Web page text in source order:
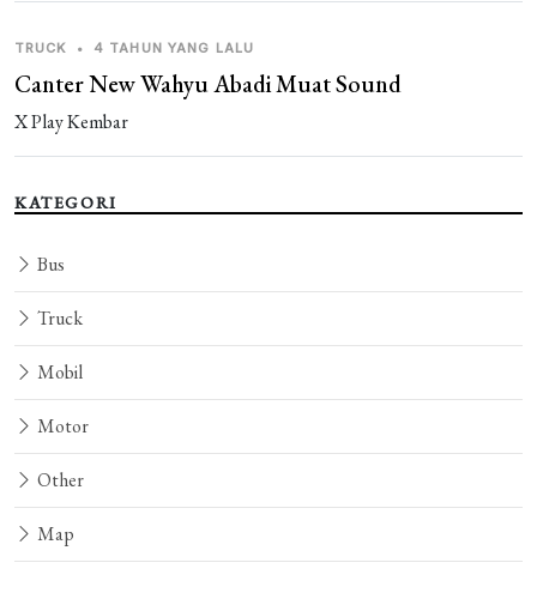
TRUCK • 4 TAHUN YANG LALU
Canter New Wahyu Abadi Muat Sound
X Play Kembar
KATEGORI
Bus
Truck
Mobil
Motor
Other
Map